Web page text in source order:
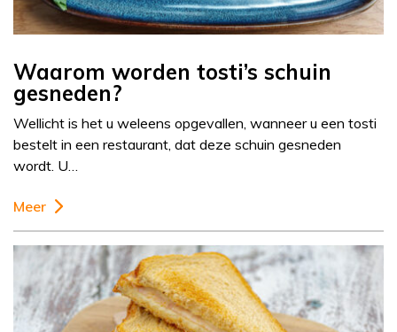
Waarom worden tosti’s schuin
gesneden?
Wellicht is het u weleens opgevallen, wanneer u een tosti
bestelt in een restaurant, dat deze schuin gesneden
wordt. U…
Meer